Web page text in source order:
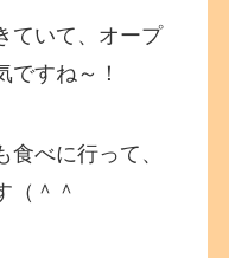
ていて、オープ
ですね～！
べに行って、
（＾＾